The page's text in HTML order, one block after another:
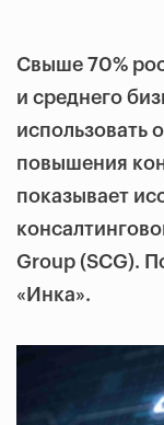
Свыше 70%
и среднего
использовать
повышения
показывает
Group (SCG).
«Инка».